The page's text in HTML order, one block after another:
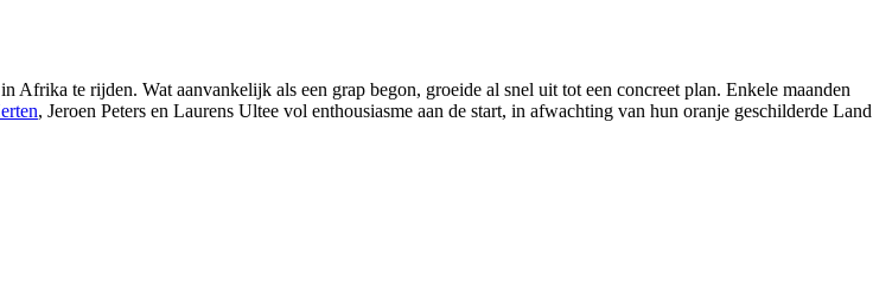
te rijden. Wat aanvankelijk als een grap begon, groeide al snel uit tot een concreet plan. Enkele maanden
, Jeroen Peters en Laurens Ultee vol enthousiasme aan de start, in afwachting van hun oranje geschilderde Land